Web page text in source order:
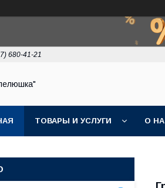
680-41-21
ТОВАРЫ И УСЛУГИ О